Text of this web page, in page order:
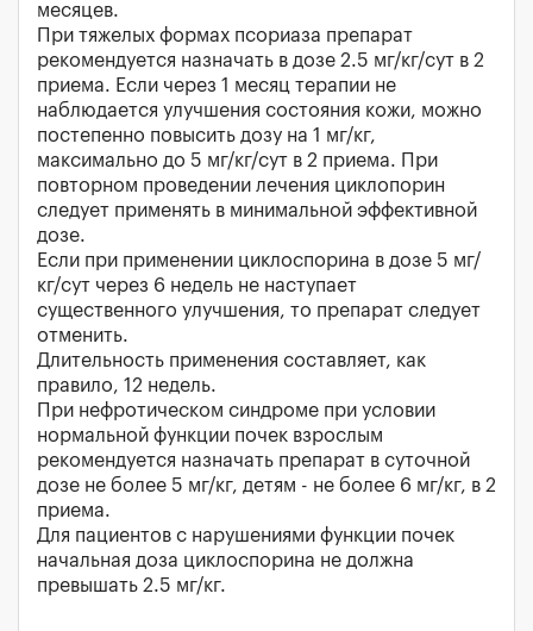
месяцев.
При тяжелых формах псориаза препарат
рекомендуется назначать в дозе 2.5 мг/кг/сут в 2
приема. Если через 1 месяц терапии не
наблюдается улучшения состояния кожи, можно
постепенно повысить дозу на 1 мг/кг,
максимально до 5 мг/кг/сут в 2 приема. При
повторном проведении лечения циклопорин
следует применять в минимальной эффективной
дозе.
Если при применении циклоспорина в дозе 5 мг/
кг/сут через 6 недель не наступает
существенного улучшения, то препарат следует
отменить.
Длительность применения составляет, как
правило, 12 недель.
При нефротическом синдроме при условии
нормальной функции почек взрослым
рекомендуется назначать препарат в суточной
дозе не более 5 мг/кг, детям - не более 6 мг/кг, в 2
приема.
Для пациентов с нарушениями функции почек
начальная доза циклоспорина не должна
превышать 2.5 мг/кг.